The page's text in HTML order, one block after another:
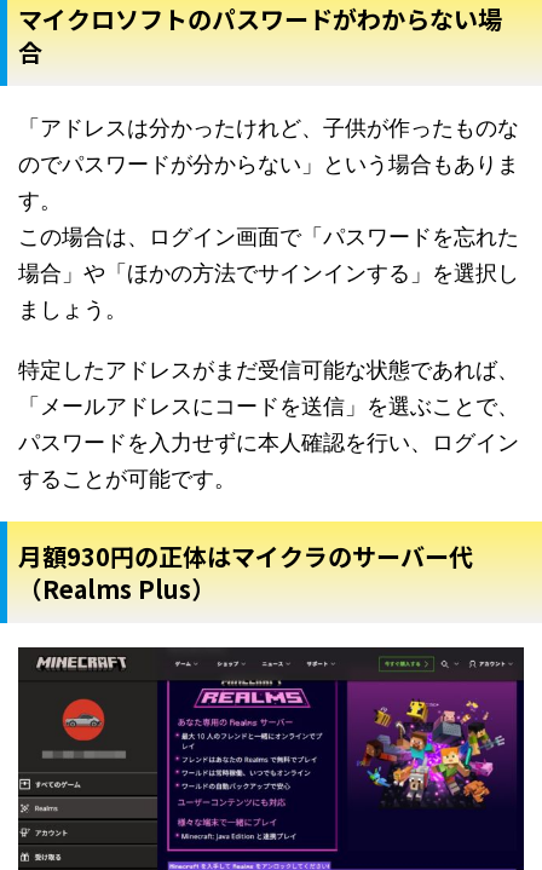
マイクロソフトのパスワードがわからない場
合
「アドレスは分かったけれど、子供が作ったものな
のでパスワードが分からない」という場合もありま
す。
この場合は、ログイン画面で「パスワードを忘れた
場合」や「ほかの方法でサインインする」を選択し
ましょう。
特定したアドレスがまだ受信可能な状態であれば、
「メールアドレスにコードを送信」を選ぶことで、
パスワードを入力せずに本人確認を行い、ログイン
することが可能です。
月額930円の正体はマイクラのサーバー代
（Realms Plus）